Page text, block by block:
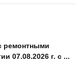
ремонтными
07.08.2026 г. с ...